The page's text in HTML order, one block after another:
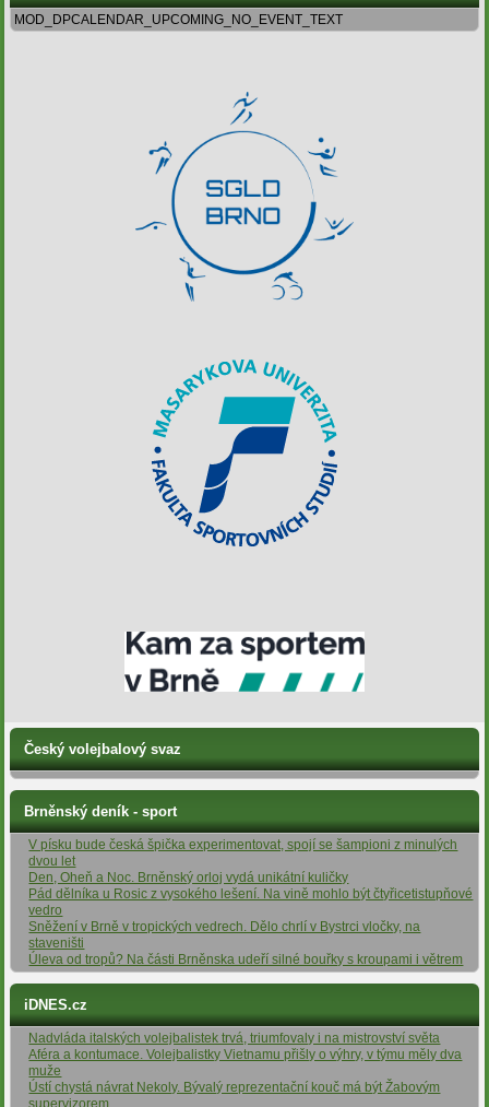
MOD_DPCALENDAR_UPCOMING_NO_EVENT_TEXT
Český volejbalový svaz
Brněnský deník - sport
V písku bude česká špička experimentovat, spojí se šampioni z minulých
dvou let
Den, Oheň a Noc. Brněnský orloj vydá unikátní kuličky
Pád dělníka u Rosic z vysokého lešení. Na vině mohlo být čtyřicetistupňové
vedro
Sněžení v Brně v tropických vedrech. Dělo chrlí v Bystrci vločky, na
staveništi
Úleva od tropů? Na části Brněnska udeří silné bouřky s kroupami i větrem
iDNES.cz
Nadvláda italských volejbalistek trvá, triumfovaly i na mistrovství světa
Aféra a kontumace. Volejbalistky Vietnamu přišly o výhry, v týmu měly dva
muže
Ústí chystá návrat Nekoly. Bývalý reprezentační kouč má být Žabovým
supervizorem